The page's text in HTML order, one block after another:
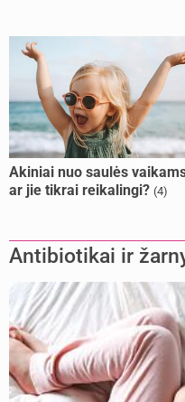
Akiniai nuo saulės
ar jie tikrai reikalingi? (4)
Antibiotikai ir